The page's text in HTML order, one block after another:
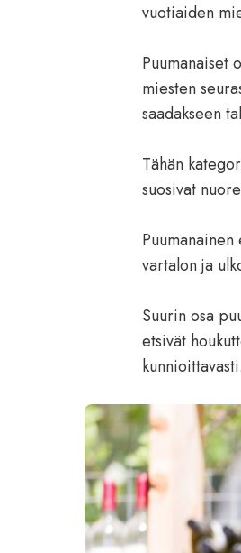
vuotiaiden
Puumanaiset
miesten
saadakseen
Tähän
suosivat
vartalon ja
Suurin osa
etsivät
kunnioittavasti.